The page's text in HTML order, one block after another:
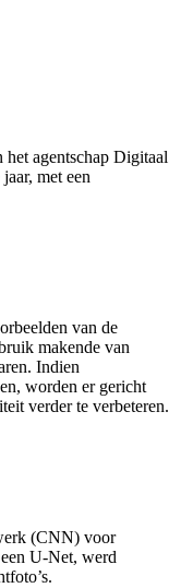
agentschap Digitaal
met een
van de
makende van
Indien
worden er gericht
verder te verbeteren.
(CNN) voor
een U-Net, werd